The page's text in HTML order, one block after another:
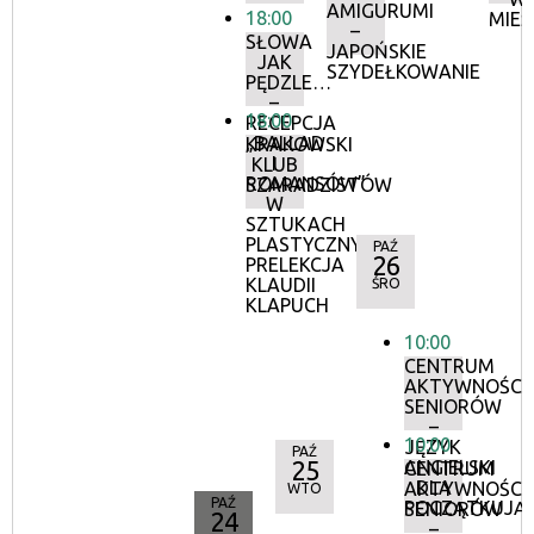
18:00
SŁOWA
JAK
PĘDZLE…
–
RECEPCJA
„BALLAD
I
ROMANSÓW”
W
SZTUKACH
PLASTYCZNYCH.
PRELEKCJA
KLAUDII
KLAPUCH
18:00
KRAKOWSKI
KLUB
SZARADZISTÓW
AMIGURUMI
–
JAPOŃSKIE
SZYDEŁKOWANIE
PAŹ
24
PAŹ
25
WTO
PAŹ
26
ŚRO
10:00
CENTRUM
AKTYWNOŚCI
SENIORÓW
–
JĘZYK
ANGIELSKI
DLA
10:00
CENTRUM
AKTYWNOŚCI
SENIORÓW
–